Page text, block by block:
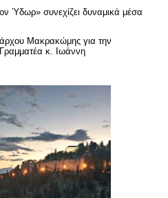
Ύδωρ» συνεχίζει δυναμικά μέσα
Μακρακώμης για την
κ. Ιωάννη